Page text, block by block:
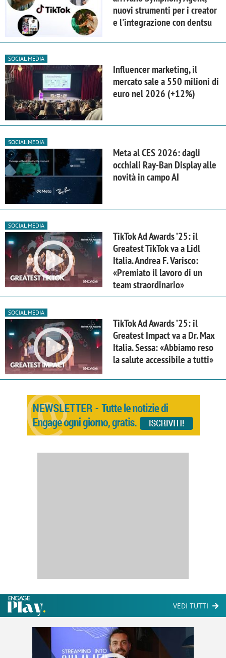
nuovi strumenti per i creator
e l'integrazione con dentsu
SOCIAL MEDIA
Influencer marketing, il
mercato sale a 550 milioni di
euro nel 2026 (+12%)
SOCIAL MEDIA
Meta al CES 2026: dagli
occhiali Ray-Ban Display alle
novità in campo AI
SOCIAL MEDIA
TikTok Ad Awards ’25: il
Greatest TikTok va a Lidl
Italia. Andrea F. Varisco:
«Premiato il lavoro di un
team straordinario»
SOCIAL MEDIA
TikTok Ad Awards ’25: il
Greatest Impact va a Dr. Max
Italia. Sessa: «Abbiamo reso
la salute accessibile a tutti»
VEDI TUTTI